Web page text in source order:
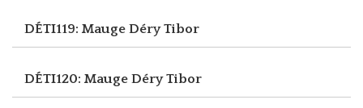
DÉTI119: Mauge Déry Tibor
DÉTI120: Mauge Déry Tibor